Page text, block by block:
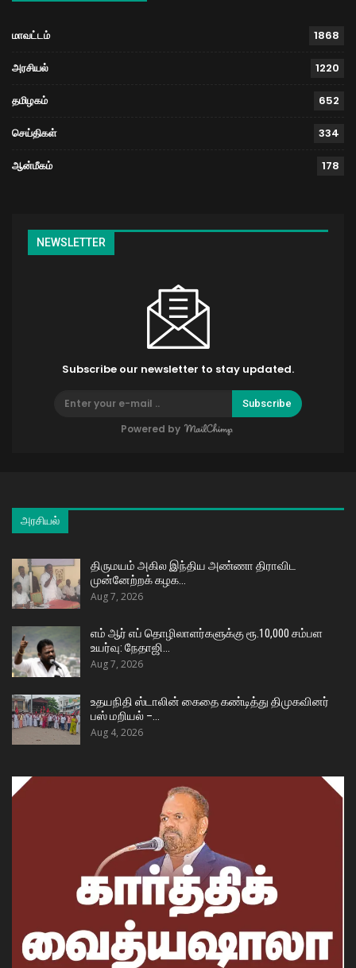
மாவட்டம் 1868
அரசியல் 1220
தமிழகம் 652
செய்திகள் 334
ஆன்மீகம் 178
NEWSLETTER
Subscribe our newsletter to stay updated.
Subscribe
Powered by
அரசியல்
திருமயம் அகில இந்திய அண்ணா திராவிட
முன்னேற்றக் கழக…
Aug 7, 2026
எம் ஆர் எப் தொழிலாளர்களுக்கு ரூ.10,000 சம்பள
உயர்வு: நேதாஜி…
Aug 7, 2026
உதயநிதி ஸ்டாலின் கைதை கண்டித்து திமுகவினர்
பஸ் மறியல் –…
Aug 4, 2026